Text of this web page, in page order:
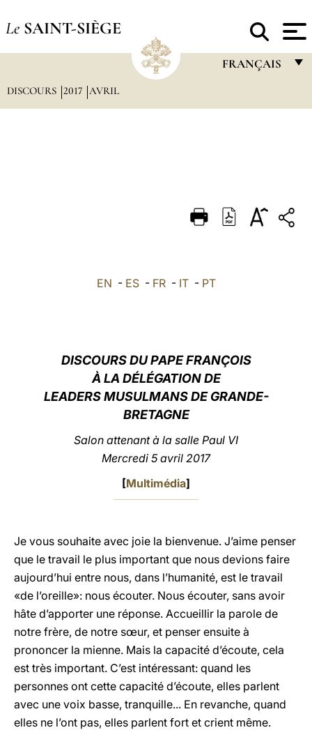
Le SAINT-SIÈGE
FRANÇAIS
DEUTSCH
DISCOURS 2017 AVRIL
EN - ES- FR- IT- PT
DISCOURS DU PAPE FRANÇOIS
À LA DÉLÉGATION DE
LEADERS MUSULMANS DE GRANDE-
BRETAGNE
Salon attenant à la salle Paul VI
Mercredi 5 avril 2017
[Multimédia]
Je vous souhaite avec joie la bienvenue. J’aime penser
que le travail le plus important que nous devions faire
aujourd’hui entre nous, dans l’humanité, est le travail
«de l’oreille»: nous écouter. Nous écouter, sans avoir
hâte d’apporter une réponse. Accueillir la parole de
notre frère, de notre sœur, et penser ensuite à
prononcer la mienne. Mais la capacité d’écoute, cela
est très important. C’est intéressant: quand les
personnes ont cette capacité d’écoute, elles parlent
avec une voix basse, tranquille... En revanche, quand
elles ne l’ont pas, elles parlent fort et crient même.